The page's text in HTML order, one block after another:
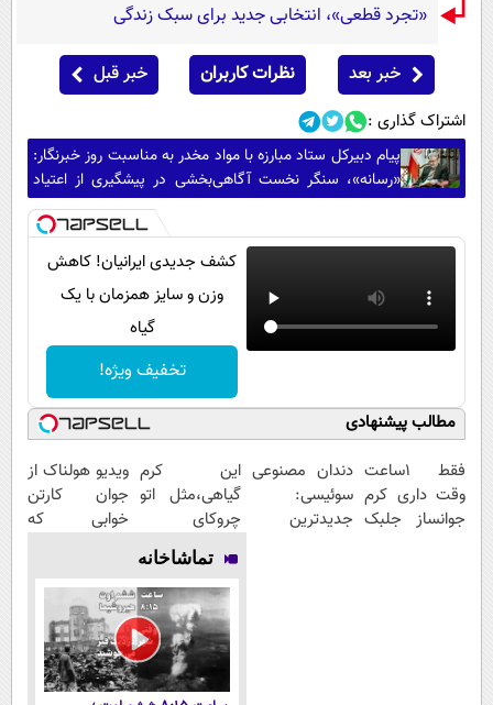
«تجرد قطعی»، انتخابی جدید برای سبک زندگی
خبر بعد نظرات کاربران خبر قبل
اشتراک گذاری :
پیام دبیرکل ستاد مبارزه با مواد مخدر به مناسبت روز خبرنگار:
«رسانه»، سنگر نخست آگاهی‌بخشی در پیشگیری از اعتیاد
است
کشف جدیدی ایرانیان! کاهش
وزن و سایز همزمان با یک
گیاه
تخفیف ویژه!
مطالب پیشنهادی
فقط 1ساعت
وقت داری کرم
جوانساز جلبک
دندان مصنوعی
سوئیسی:
جدیدترین
این کرم
گیاهی،مثل اتو
چروکای
پوستتوصاف
میکنه!50%تخفیف
ویدیو هولناک از
جوان کارتن
خوابی که
تماشاخانه